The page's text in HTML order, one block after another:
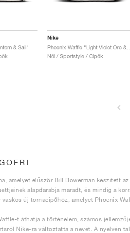
& Sail"
Nike
Női / Sportstyle / Cipők
amelyet először Bill Bowerman készített
alapdarabja maradt, és mindig a
új tornacipőhöz, amelyet Phoenix
t áthatja a történelem, számos
Nike-ra változtatta a nevét. A nyelvén